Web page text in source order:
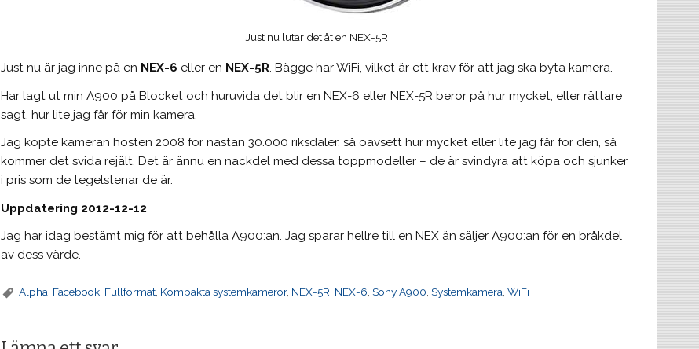
Just nu lutar det åt en NEX-5R
Just nu är jag inne på en NEX-6 eller en NEX-5R. Bägge har WiFi, vilket är ett krav för att jag ska byta kamera.
Har lagt ut min A900 på Blocket och huruvida det blir en NEX-6 eller NEX-5R beror på hur mycket, eller rättare
sagt, hur lite jag får för min kamera.
Jag köpte kameran hösten 2008 för nästan 30.000 riksdaler, så oavsett hur mycket eller lite jag får för den, så
kommer det svida rejält. Det är ännu en nackdel med dessa toppmodeller – de är svindyra att köpa och sjunker
i pris som de tegelstenar de är.
Uppdatering 2012-12-12
Jag har idag bestämt mig för att behålla A900:an. Jag sparar hellre till en NEX än säljer A900:an för en bråkdel
av dess värde.
Alpha Facebook Fullformat Kompakta systemkameror, NEX-5R NEX-6 ,Sony A900 ,Systemkamera ,WiFi